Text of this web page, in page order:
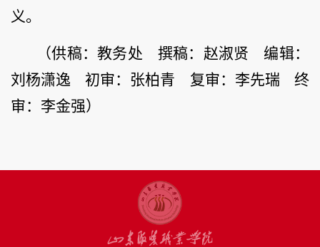
义。
（供稿：教务处 撰稿：赵淑贤 编辑：
刘杨潇逸 初审：张柏青 复审：李先瑞 终
审：李金强）